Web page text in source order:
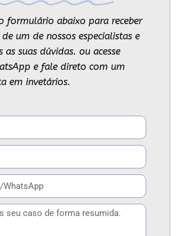
formulário abaixo para receber
um de nossos especialistas e
suas dúvidas. ou acesse
e fale direto com um
em invetários.